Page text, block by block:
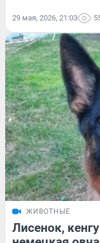
29 мая, 2026, 21:03
ЖИВОТНЫЕ
Лисенок,